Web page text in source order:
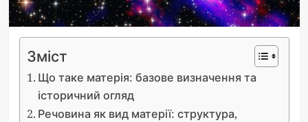
Зміст
Що таке матерія: базове визначення та
історичний огляд
Речовина як вид матерії: структура,